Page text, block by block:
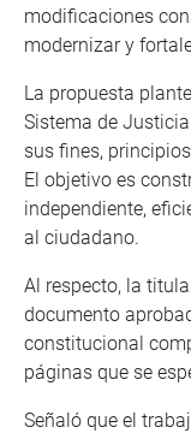
modificaciones
modernizar y
La propuesta
Sistema de
sus fines,
El objetivo es
independiente,
al ciudadano.
Al respecto, la
documento
constitucional
páginas que se
Señaló que el